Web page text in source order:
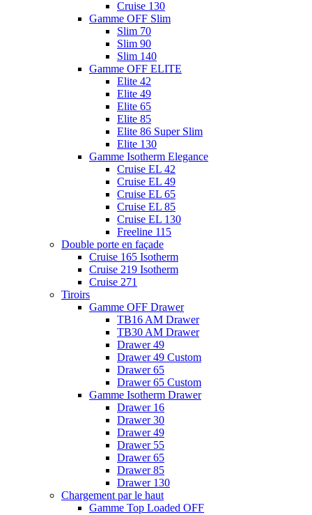
Cruise 130
Gamme OFF Slim
Slim 70
Slim 90
Slim 140
Gamme OFF ELITE
Elite 42
Elite 49
Elite 65
Elite 85
Elite 86 Super Slim
Elite 130
Gamme Isotherm Elegance
Cruise EL 42
Cruise EL 49
Cruise EL 65
Cruise EL 85
Cruise EL 130
Freeline 115
Double porte en façade
Cruise 165 Isotherm
Cruise 219 Isotherm
Cruise 271
Tiroirs
Gamme OFF Drawer
TB16 AM Drawer
TB30 AM Drawer
Drawer 49
Drawer 49 Custom
Drawer 65
Drawer 65 Custom
Gamme Isotherm Drawer
Drawer 16
Drawer 30
Drawer 49
Drawer 55
Drawer 65
Drawer 85
Drawer 130
Chargement par le haut
Gamme Top Loaded OFF